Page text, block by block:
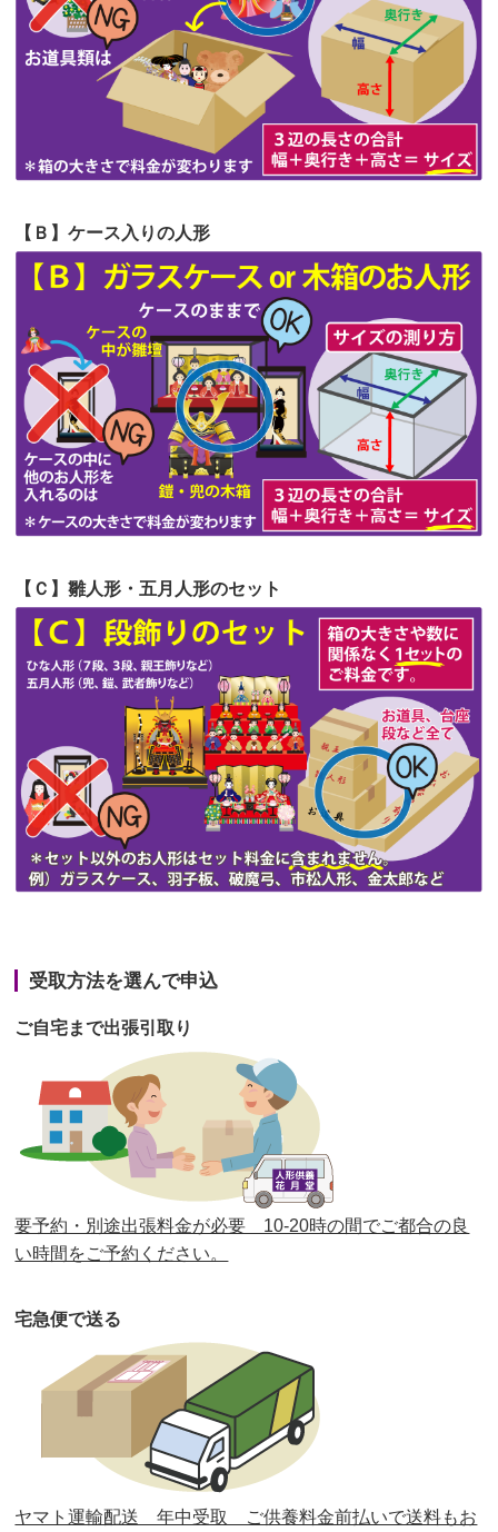
第61回人形供養祭 令和5年5月19日(金)
第60回人形供養祭令和5年3月28日(火)
第59回人形供養祭 令和5年2月10日(金)
第58回人形供養祭令和5年12月21日(水)
第56回人形供養祭 令和4年10月19日(水)
第55回人形供養祭令和4年9月8日(木)
第54回人形供養祭令和4年8月1日(月)
第53回人形供養祭令和4年7月1日(金)
第52回人形供養祭令和4年5月17日(火)
第51回人形供養祭令和4年4月18日(月)
第50回人形供養祭令和4年3月15日(火)
第49回人形供養祭令和4年1月17日(月)
第48回人形供養祭令和3年12月3日(金)
第47回人形供養祭 令和3年10月11日(月)
第46回人形供養祭 令和3年9月13日(月)
第45回人形供養祭令和3年7月12日(月)
第44回人形供養祭令和3年6月3日(木)
第43回人形供養祭令和3年4月23日(金)
第39回人形供養祭令和2年10月22日(木)
第38回人形供養祭 令和2年8月26日(水)
第37回人形供養祭 令和2年6月8日(月)
第36回人形供養祭 令和2年4月16日(木)
第35回人形供養祭令和2年2月13日(木)
第33回人形供養祭
第32回人形供養祭 令和元年6月12日(水)
第31回人形供養祭 平成31年3月13日(水)
第30回人形供養祭平成30年11月28日(水)
第29回人形供養祭平成30年5月23日(水)
【Ｂ】ケース入りの人形
【Ｃ】雛人形・五月人形のセット
受取方法を選んで申込
ご自宅まで出張引取り
要予約・別途出張料金が必要 10-20時の間でご都合の良
い時間をご予約ください。
宅急便で送る
ヤマト運輸配送 年中受取 ご供養料金前払いで送料もお